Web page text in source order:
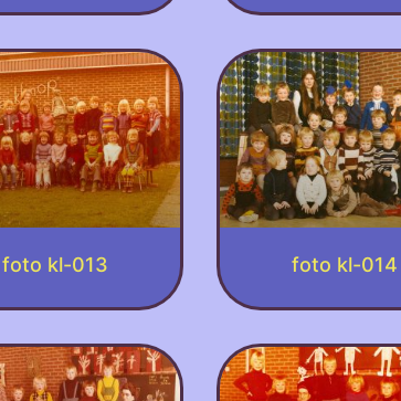
foto kl-013 foto kl-014